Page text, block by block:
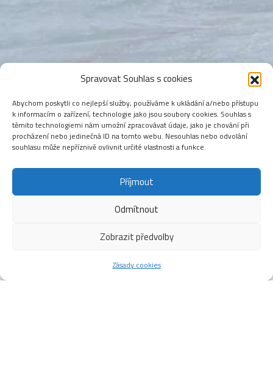
Spravovat Souhlas s cookies
Abychom poskytli co nejlepší služby, používáme k ukládání a/nebo přístupu
k informacím o zařízení, technologie jako jsou soubory cookies. Souhlas s
těmito technologiemi nám umožní zpracovávat údaje, jako je chování při
procházení nebo jedinečná ID na tomto webu. Nesouhlas nebo odvolání
souhlasu může nepříznivě ovlivnit určité vlastnosti a funkce.
Příjmout
Odmítnout
Zobrazit předvolby
Zásady cookies